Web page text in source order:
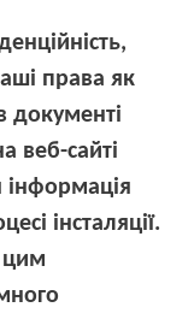
права як
документі
веб-сайті
інформація
інсталяції.
цим